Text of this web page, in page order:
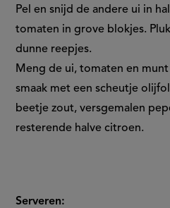
Pel en snijd de andere ui in
tomaten in grove blokjes.
dunne reepjes.
Meng de ui, tomaten en
smaak met een scheutje
beetje zout, versgemalen
resterende halve citroen.
Serveren: